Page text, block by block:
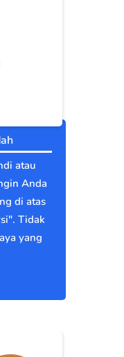
atau
Anda
di atas
Tidak
yang